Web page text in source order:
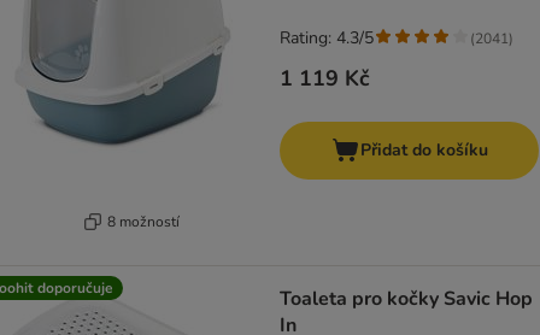
8 možností
1 119 Kč
Rating: 4.3/5 (2041)
Přidat do košíku
doporučuje
Toaleta pro kočky Savic Hop
In